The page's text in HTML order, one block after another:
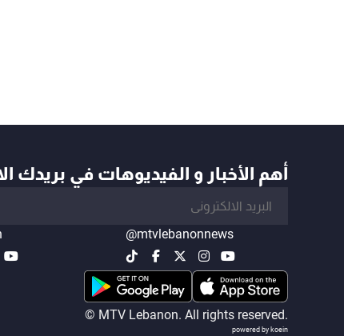
أهم الأخبار و الفيديوهات في بريدك
@mtvlebanonnews
© MTV Lebanon. All rights reserved.
powered by koein